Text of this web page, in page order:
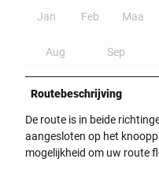
Jan Feb Maa
Aug Sep
Routebeschrijving
De route is in beide
aangesloten op het
mogelijkheid om uw route